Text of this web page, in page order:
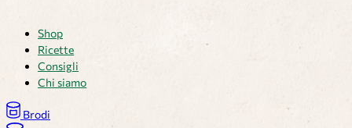
Shop
Ricette
Consigli
Chi siamo
Brodi